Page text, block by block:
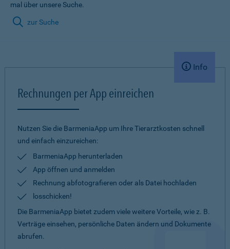
mal über unsere Suche.
zur Suche
Info
Rechnungen per App einreichen
Nutzen Sie die BarmeniaApp um Ihre Tierarztkosten schnell
und einfach einzureichen:
BarmeniaApp herunterladen
App öffnen und anmelden
Rechnung abfotografieren oder als Datei hochladen
losschicken!
Die BarmeniaApp bietet zudem viele weitere Vorteile, wie z. B.
Verträge einsehen, persönliche Daten ändern und Dokumente
abrufen.